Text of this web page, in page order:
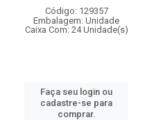
Código: 129357
Embalagem: Unidade
Caixa Com: 24 Unidade(s)
Faça seu login ou
cadastre-se para
comprar.